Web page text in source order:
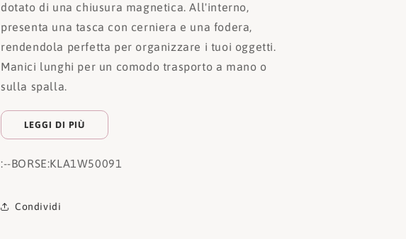
dotato di una chiusura magnetica. All'interno,
presenta una tasca con cerniera e una fodera,
rendendola perfetta per organizzare i tuoi oggetti.
Manici lunghi per un comodo trasporto a mano o
sulla spalla.
LEGGI DI PIÙ
:--BORSE:KLA1W50091
Condividi